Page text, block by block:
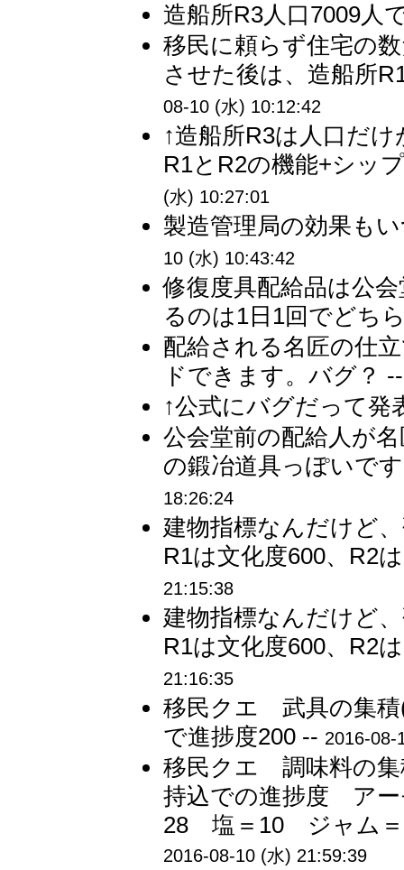
造船所R3人口7009人
移民に頼らず住宅の
させた後は、造船所
08-10 (水) 10:12:42
↑造船所R3は人口だ
R1とR2の機能+シッ
(水) 10:27:01
製造管理局の効果も
10 (水) 10:43:42
修復度具配給品は公
るのは1日1回でどち
配給される名匠の仕
ドできます。バグ？
↑公式にバグだって
公会堂前の配給人が
の鍛冶道具っぽいで
18:26:24
建物指標なんだけど
R1は文化度600、R2
21:15:38
建物指標なんだけど
R1は文化度600、R2
21:16:35
移民クエ 武具の集
で進捗度200 -- 2016-08-
移民クエ 調味料の
持込での進捗度 ア
28 塩＝10 ジャム
2016-08-10 (水) 21:59:39